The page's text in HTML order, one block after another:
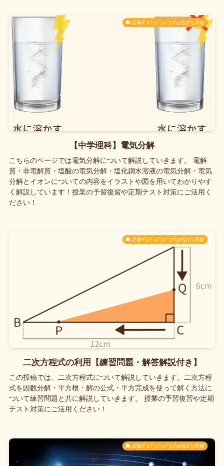
定期テストについてのお役立ち情報
【中学理科】電気分解
こちらのページでは電気分解について解説していきます。 電解
質・非電解質・塩酸の電気分解・塩化銅水溶液の電気分解・電気
分解とイオンについての内容をイラストや図を用いてわかりやす
く解説しています！授業の予習復習や定期テスト対策にご活用く
ださい！
定期テストについてのお役立ち情報
二次方程式の利用【練習問題・解答解説付き】
この投稿では、二次方程式について解説していきます。二次方程
式を因数分解・平方根・解の公式・平方完成を使って解く方法に
ついて練習問題と共に解説していきます。 授業の予習復習や定期
テスト対策にご活用ください！
定期テストについてのお役立ち情報